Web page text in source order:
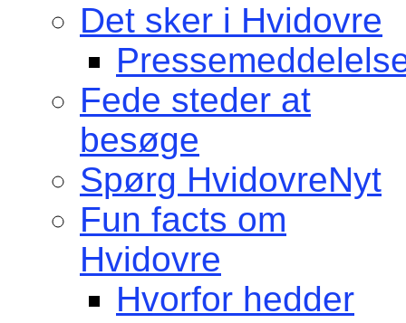
Det sker i Hvidovre
Fede steder at
besøge
Spørg HvidovreNyt
Fun facts om
Hvidovre
Hvorfor hedder